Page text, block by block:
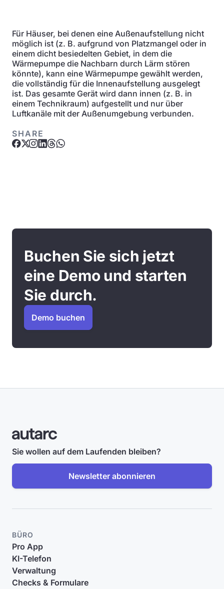
Für Häuser, bei denen eine Außenaufstellung nicht
möglich ist (z. B. aufgrund von Platzmangel oder in
einem dicht besiedelten Gebiet, in dem die
Wärmepumpe die Nachbarn durch Lärm stören
könnte), kann eine Wärmepumpe gewählt werden,
die vollständig für die Innenaufstellung ausgelegt
ist. Das gesamte Gerät wird dann innen (z. B. in
einem Technikraum) aufgestellt und nur über
Luftkanäle mit der Außenumgebung verbunden.
SHARE
Buchen Sie sich jetzt
eine Demo und starten
Sie durch.
Demo buchen
Sie wollen auf dem Laufenden bleiben?
Newsletter abonnieren
BÜRO
Pro App
KI-Telefon
Verwaltung
Checks & Formulare